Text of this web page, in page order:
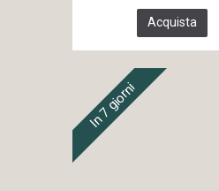
Acquista
In 7 giorni